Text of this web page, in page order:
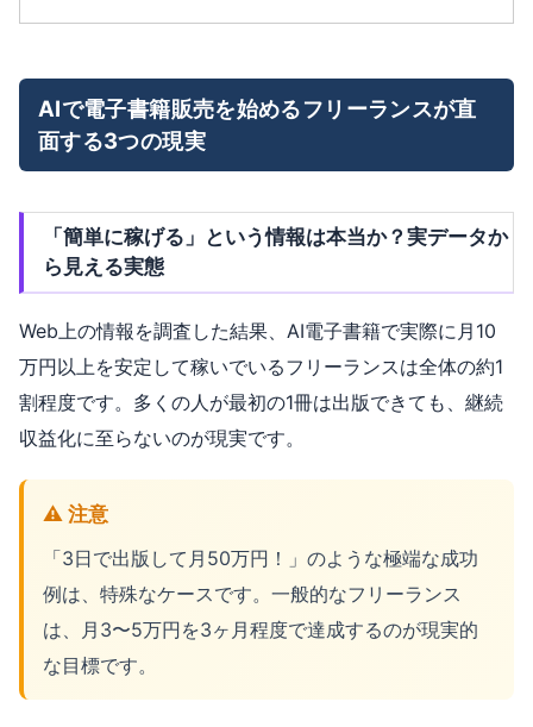
AIで電子書籍販売を始めるフリーランスが直
面する3つの現実
「簡単に稼げる」という情報は本当か？実データか
ら見える実態
Web上の情報を調査した結果、AI電子書籍で実際に月10
万円以上を安定して稼いでいるフリーランスは全体の約1
割程度です。多くの人が最初の1冊は出版できても、継続
収益化に至らないのが現実です。
⚠️ 注意
「3日で出版して月50万円！」のような極端な成功
例は、特殊なケースです。一般的なフリーランス
は、月3〜5万円を3ヶ月程度で達成するのが現実的
な目標です。